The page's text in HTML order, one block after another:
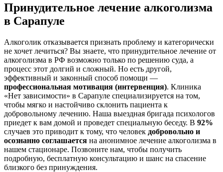
Принудительное лечение алкоголизма
в Сарапуле
Алкоголик отказывается признать проблему и категорически
не хочет лечиться? Вы знаете, что принудительное лечение от
алкоголизма в РФ возможно только по решению суда, а
процесс этот долгий и сложный. Но есть другой,
эффективный и законный способ помощи —
профессиональная мотивация (интервенция). Клиника
«Нет зависимости» в Сарапуле специализируется на том,
чтобы мягко и настойчиво склонить пациента к
добровольному лечению. Наша выездная бригада психологов
приедет к вам домой и проведет специальную беседу. В 92%
случаев это приводит к тому, что человек добровольно и
осознанно соглашается на анонимное лечение алкоголизма в
нашем стационаре. Позвоните нам, чтобы получить
подробную, бесплатную консультацию и шанс на спасение
близкого без принуждения.